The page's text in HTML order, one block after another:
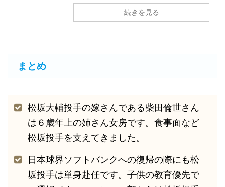
続きを見る
まとめ
松坂大輔投手の嫁さんである柴田倫世さん
は６歳年上の姉さん女房です。食事面など
松坂投手を支えてきました。
日本球界ソフトバンクへの復帰の際にも松
坂投手は単身赴任です。子供の教育優先で